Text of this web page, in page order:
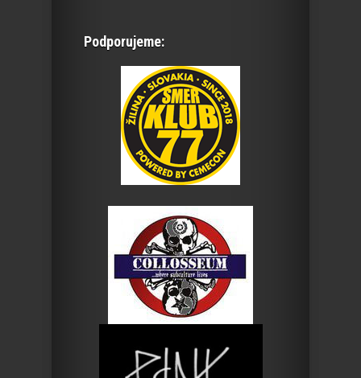
Podporujeme: